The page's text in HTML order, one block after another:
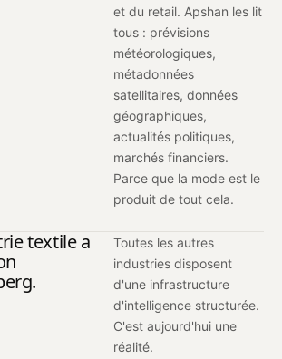
et du retail. Apshan les lit
tous : prévisions
météorologiques,
métadonnées
satellitaires, données
géographiques,
actualités politiques,
marchés financiers.
Parce que la mode est le
produit de tout cela.
textile a
Toutes les autres
industries disposent
d'une infrastructure
d'intelligence structurée.
C'est aujourd'hui une
réalité.